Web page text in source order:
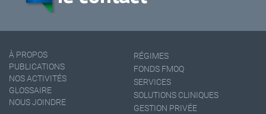
À PROPOS
PUBLICATIONS
NOS ACTIVITÉS
GLOSSAIRE
NOUS JOINDRE
RÉGIMES
FONDS FMOQ
SERVICES
SOLUTIONS CLINIQUES
GESTION PRIVÉE